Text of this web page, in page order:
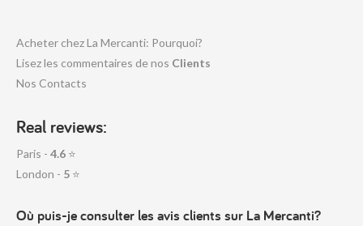
Acheter chez La Mercanti: Pourquoi?
Lisez les commentaires de nos Clients
Nos Contacts
Real reviews:
Paris - 4.6 ⭐
London - 5 ⭐
Où puis-je consulter les avis clients sur La Mercanti?